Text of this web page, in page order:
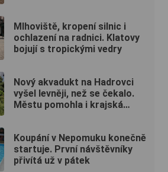
Mlhoviště, kropení silnic i
ochlazení na radnici. Klatovy
bojují s tropickými vedry
Nový akvadukt na Hadrovci
vyšel levněji, než se čekalo.
Městu pomohla i krajská
Koupání v Nepomuku konečně
startuje. První návštěvníky
přivítá už v pátek